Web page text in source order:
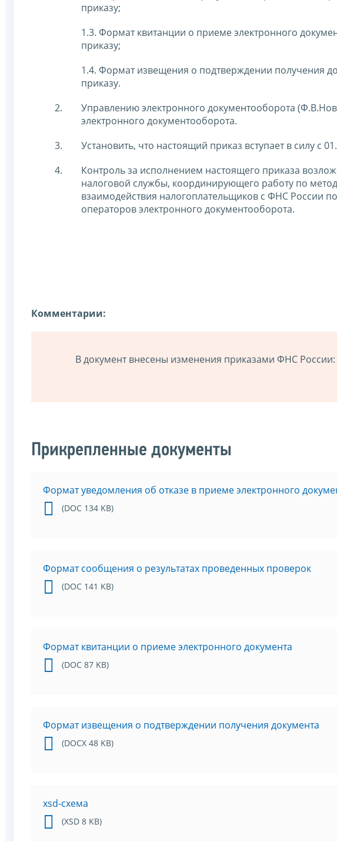
приказу;
1.3. Формат квитанции о приеме электронного
приказу;
1.4. Формат извещения о подтверждении получения
приказу.
Управлению электронного документооборота
электронного документооборота.
Установить, что настоящий приказ вступает в силу с
Контроль за исполнением настоящего приказа
налоговой службы, координирующего работу по
взаимодействия налогоплательщиков с ФНС России
операторов электронного документооборота.
Комментарии:
В документ внесены изменения приказами ФНС России:
Прикрепленные документы
Формат уведомления об отказе в приеме электронного
(DOC 134 KB)
Формат сообщения о результатах проведенных проверок
(DOC 141 KB)
Формат квитанции о приеме электронного документа
(DOC 87 KB)
Формат извещения о подтверждении получения документа
(DOCX 48 KB)
xsd-схема
(XSD 8 KB)